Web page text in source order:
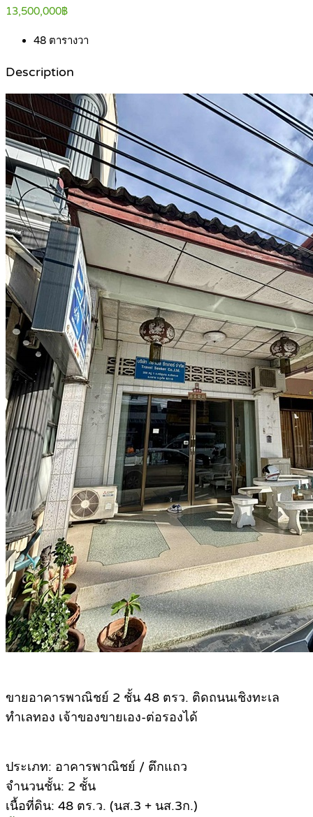
13,500,000฿
48 ตารางวา
Description
ขายอาคารพาณิชย์ 2 ชั้น 48 ตรว. ติดถนนเชิงทะเล
ทำเลทอง เจ้าของขายเอง-ต่อรองได้
ประเภท: อาคารพาณิชย์ / ตึกแถว
จำนวนชั้น: 2 ชั้น
เนื้อที่ดิน: 48 ตร.ว. (นส.3 + นส.3ก.)